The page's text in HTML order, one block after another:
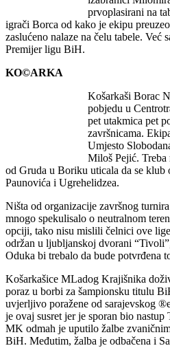
prvoplasirani na
igrači Borca od kako je ekipu
zaslućeno nalaze na čelu tabele. Već
Premijer ligu BiH.
KO©ARKA
Košarkaši Borac
pobjedu u
pet utakmica pet
završnicama.
Umjesto
Miloš Pejić. Treba
od Gruda u Boriku uticala da se klub
Paunovića i Ugrehelidzea.
Ništa od organizacije završnog
mnogo spekulisalo o neutralnom
opciji, tako nisu mislili čelnici ove
održan u ljubljanskoj dvorani
Oduka bi trebalo da bude potvrđena
Košarkašice MLadog Krajišnika
poraz u borbi za šampionsku titulu
uvjerljivo poražene od sarajevskog
je ovaj susret jer je sporan bio
MK odmah je uputilo žalbe
BiH. Međutim, žalba je odbačena i